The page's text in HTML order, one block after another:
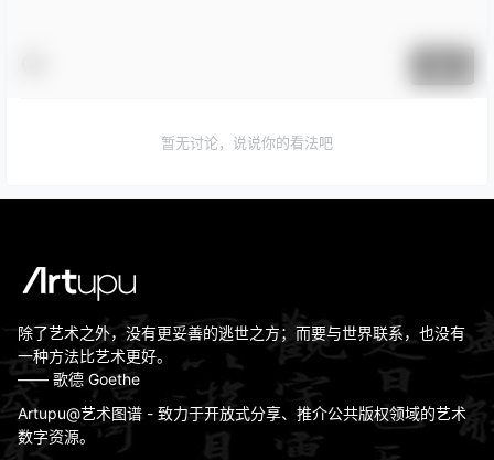
暂无讨论，说说你的看法吧
除了艺术之外，没有更妥善的逃世之方；而要与世界联系，也没有
一种方法比艺术更好。
—— 歌德 Goethe
Artupu@艺术图谱 - 致力于开放式分享、推介公共版权领域的艺术
数字资源。